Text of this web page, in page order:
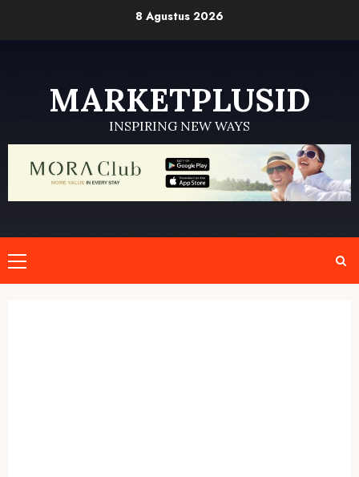
8 Agustus 2026
MARKETPLUSID
INSPIRING NEW WAYS
Primary
Menu